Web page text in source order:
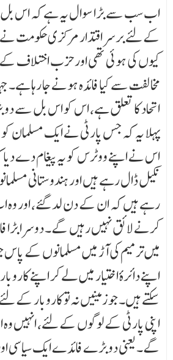
اب سب سے بڑا سوال یہ ہے کہ اس
کے لئے برسر اقتدار مرکزی
کیوں کی ہوئی تھی اور حزب اختلاف کے
مخالفت سے کیا فائدہ ہونے جا رہا ہے۔
اتحاد کا تعلق ہے، اس کو اس بل سے
پہلا یہ کہ جس پارٹی نے ایک مسلمان کو
اس نے اپنے ووٹرس کو یہ پیغام دے
نکیل ڈال رہے ہیں اور ہندوستانی
رہے ہیں کہ ان کے دن لد گئے، اور وہ
کرنے لائق نہیں رہیں گے۔ دوسرا بڑا
میں ترمیم کی آڑ میں مسلمانوں کے پاس
اپنے دائرۂ اختیار میں لے کر اپنے
سکتے ہیں۔ جو زمینیں نہ تو کاروبار کے
اپنی پارٹی کے لوگوں کے لئے، انہیں
گے۔ یعنی دو بڑے فائدے ایک سیاسی